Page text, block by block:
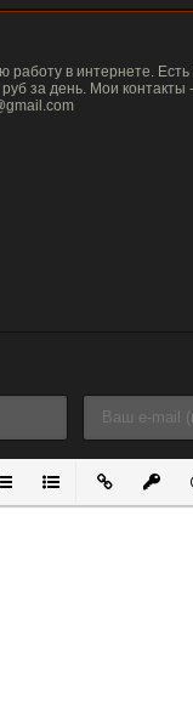
работу в интернете.
за день. Мои
список
Маркированный
Вставить